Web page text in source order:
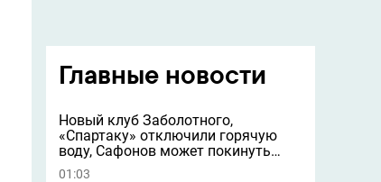
Главные новости
Новый клуб Заболотного,
«Спартаку» отключили горячую
воду, Сафонов может покинуть
«ПСЖ» и другие новости
01:03